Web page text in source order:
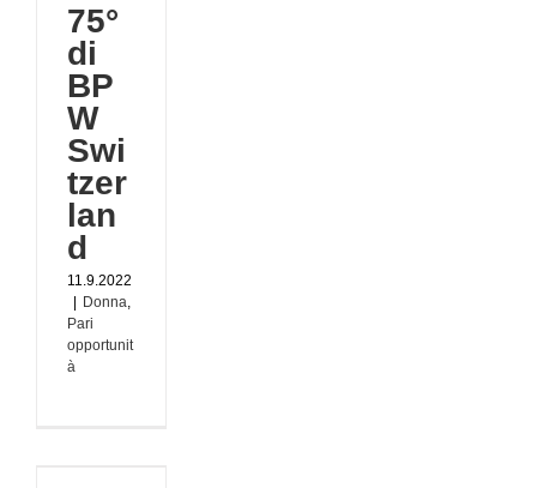
75°
di
BP
W
Swi
tzer
lan
d
11.9.2022
Donna,
Pari
opportunit
à